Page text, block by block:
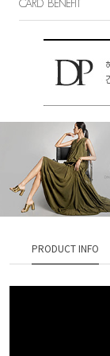
CARD BENEFIT
PRODUCT INFO